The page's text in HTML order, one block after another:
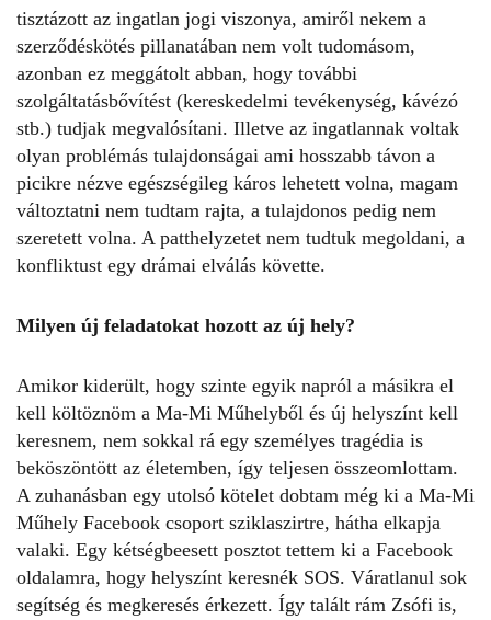
tisztázott az ingatlan jogi viszonya, amiről nekem a
szerződéskötés pillanatában nem volt tudomásom,
azonban ez meggátolt abban, hogy további
szolgáltatásbővítést (kereskedelmi tevékenység, kávézó
stb.) tudjak megvalósítani. Illetve az ingatlannak voltak
olyan problémás tulajdonságai ami hosszabb távon a
picikre nézve egészségileg káros lehetett volna, magam
változtatni nem tudtam rajta, a tulajdonos pedig nem
szeretett volna. A patthelyzetet nem tudtuk megoldani, a
konfliktust egy drámai elválás követte.
Milyen új feladatokat hozott az új hely?
Amikor kiderült, hogy szinte egyik napról a másikra el
kell költöznöm a Ma-Mi Műhelyből és új helyszínt kell
keresnem, nem sokkal rá egy személyes tragédia is
beköszöntött az életemben, így teljesen összeomlottam.
A zuhanásban egy utolsó kötelet dobtam még ki a Ma-Mi
Műhely Facebook csoport sziklaszirtre, hátha elkapja
valaki. Egy kétségbeesett posztot tettem ki a Facebook
oldalamra, hogy helyszínt keresnék SOS. Váratlanul sok
segítség és megkeresés érkezett. Így talált rám Zsófi is,